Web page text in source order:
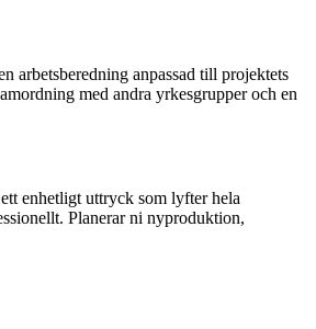
arbetsberedning anpassad till projektets
med andra yrkesgrupper och en
enhetligt uttryck som lyfter hela
Planerar ni nyproduktion,